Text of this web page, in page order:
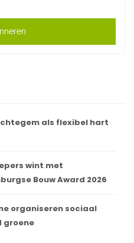
als flexibel hart
wint met
Bouw Award 2026
organiseren sociaal
groene